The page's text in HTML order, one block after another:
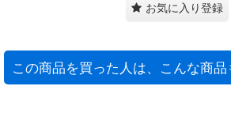
お気に入り登録
この商品を買った人は、こんな商